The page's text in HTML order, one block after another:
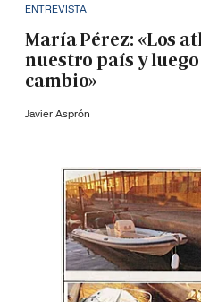
ENTREVISTA
María Pérez: «Los
nuestro país y
cambio»
Javier Asprón